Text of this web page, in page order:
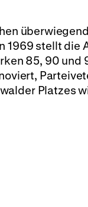
1969 stellt die
85, 90 und
Platzes